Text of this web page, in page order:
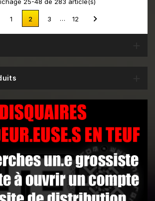
25-48 de 283 article(s)
1 2 3 … 12 